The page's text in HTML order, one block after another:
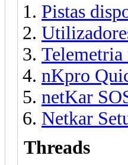
Pistas
nKpro
netKar
Netkar
Threads